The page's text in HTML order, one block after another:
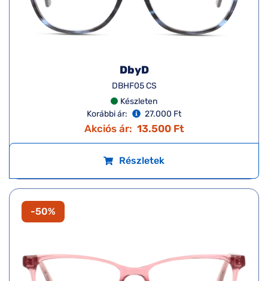
DbyD
DBHF05 CS
Készleten
Korábbi ár:
27.000 Ft
Akciós ár: 13.500 Ft
Részletek
-50%